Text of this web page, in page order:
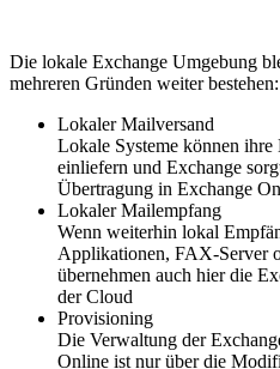
Die lokale Exchange Umgebung
mehreren Gründen weiter bestehen:
Lokaler Mailversand
Lokale Systeme können
einliefern und Exchange
Übertragung in Exchange
Lokaler Mailempfang
Wenn weiterhin lokal
Applikationen, FAX-Server
übernehmen auch hier die
der Cloud
Provisioning
Die Verwaltung der
Online ist nur über die